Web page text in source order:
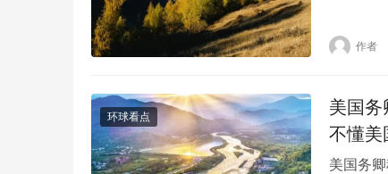
界杯的
济支柱
作者
环球看点
美国务
不懂美
美国务